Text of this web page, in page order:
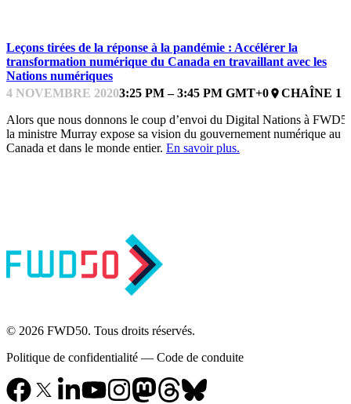
Leçons tirées de la réponse à la pandémie : Accélérer la
transformation numérique du Canada en travaillant avec les
Nations numériques
4 NOVEMBRE 20203:25 PM – 3:45 PM GMT+0placeCHAÎNE 1
Alors que nous donnons le coup d’envoi du Digital Nations à
la ministre Murray expose sa vision du gouvernement numérique au
Canada et dans le monde entier. En savoir plus.
© 2026 FWD50. Tous droits réservés.
Politique de confidentialité — Code de conduite